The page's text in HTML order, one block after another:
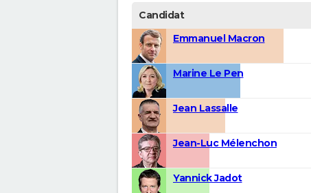
Candidat
Emmanuel Macron
Marine Le Pen
Jean Lassalle
Jean-Luc Mélenchon
Yannick Jadot